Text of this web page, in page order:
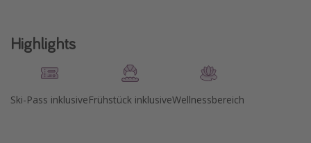
Highlights
Ski-Pass inklusiveFrühstück inklusiveWellnessbereich